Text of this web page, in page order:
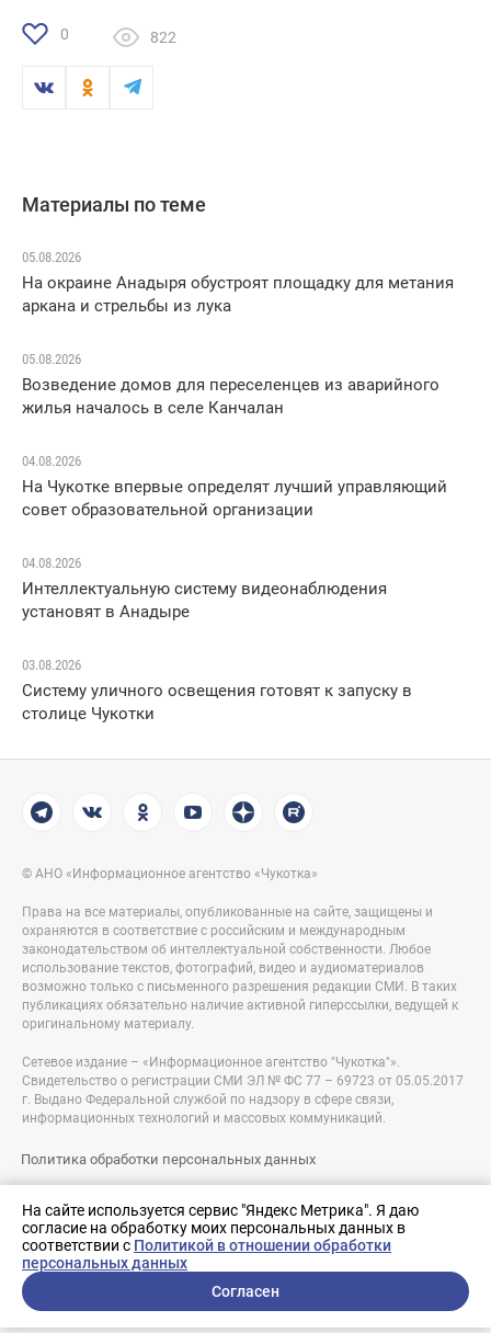
На сайте используется сервис "Яндекс Метрика". Я даю
согласие на обработку моих персональных данных в
соответствии с Политикой в отношении обработки
персональных данных
Согласен
0 822
Материалы по теме
05.08.2026
На окраине Анадыря обустроят площадку для метания
аркана и стрельбы из лука
05.08.2026
Возведение домов для переселенцев из аварийного
жилья началось в селе Канчалан
04.08.2026
На Чукотке впервые определят лучший управляющий
совет образовательной организации
04.08.2026
Интеллектуальную систему видеонаблюдения
установят в Анадыре
03.08.2026
Систему уличного освещения готовят к запуску в
столице Чукотки
© АНО «Информационное агентство «Чукотка»
Права на все материалы, опубликованные на сайте, защищены и
охраняются в соответствие с российским и международным
законодательством об интеллектуальной собственности. Любое
использование текстов, фотографий, видео и аудиоматериалов
возможно только с письменного разрешения редакции СМИ. В таких
публикациях обязательно наличие активной гиперссылки, ведущей к
оригинальному материалу.
Сетевое издание – «Информационное агентство "Чукотка"».
Свидетельство о регистрации СМИ ЭЛ № ФС 77 – 69723 от 05.05.2017
г. Выдано Федеральной службой по надзору в сфере связи,
информационных технологий и массовых коммуникаций.
Политика обработки персональных данных
Разработка сайта:
nologostudio.ru